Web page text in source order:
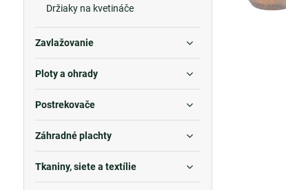
Držiaky na kvetináče
Zavlažovanie
Ploty a ohrady
Postrekovače
Záhradné plachty
Tkaniny, siete a textílie